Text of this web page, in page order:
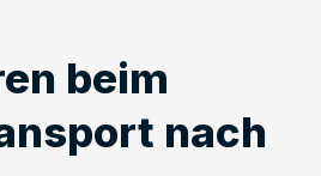
beim
nach